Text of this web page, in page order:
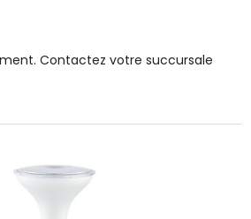
Contactez votre succursale